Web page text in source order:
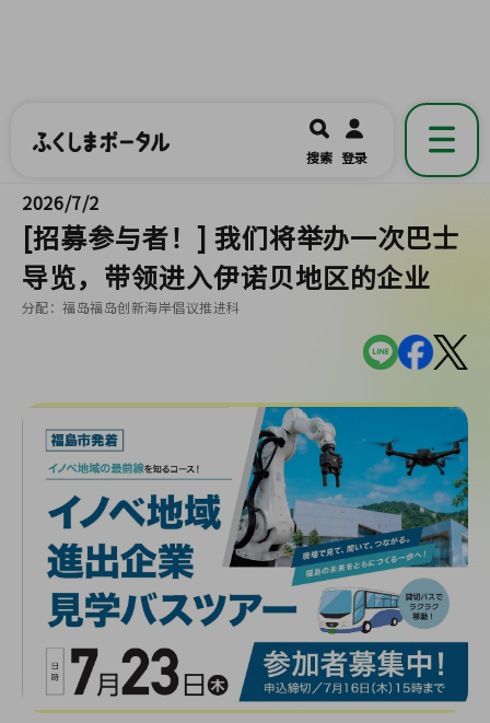
福島県公式の地域情報ポータルアプリ
開く
搜索 登录
2026/7/2
[招募参与者！] 我们将举办一次巴士
导览，带领进入伊诺贝地区的企业
分配：福岛福岛创新海岸倡议推进科